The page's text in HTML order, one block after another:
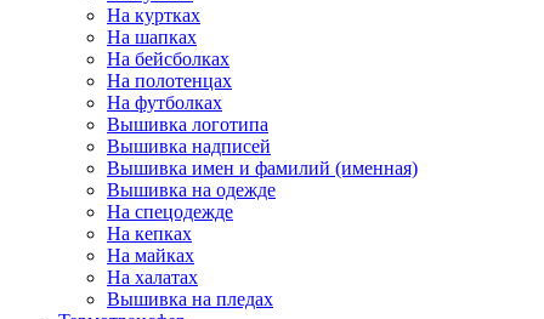
На куртках
На шапках
На бейсболках
На полотенцах
На футболках
Вышивка логотипа
Вышивка надписей
Вышивка имен и фамилий (именная)
Вышивка на одежде
На спецодежде
На кепках
На майках
На халатах
Вышивка на пледах